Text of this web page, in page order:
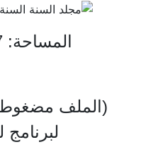
المساحة: 237 ميجا بايت
(الملف